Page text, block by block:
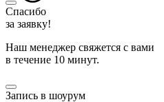
Спасибо
за заявку!
Наш менеджер свяжется с вами
в течение 10 минут.
Запись в шоурум